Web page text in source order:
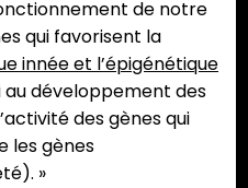
de notre
qui favorisent la
innée et l’épigénétique
développement des
des gènes qui
les gènes
»